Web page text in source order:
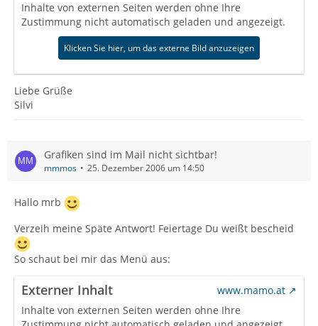
Inhalte von externen Seiten werden ohne Ihre
Zustimmung nicht automatisch geladen und angezeigt.
Klicken Sie hier, um das externe Bild anzuzeigen
Liebe Grüße
Silvi
Grafiken sind im Mail nicht sichtbar!
mmmos 25. Dezember 2006 um 14:50
Hallo mrb
Verzeih meine Späte Antwort! Feiertage Du weißt bescheid
So schaut bei mir das Menü aus:
Externer Inhalt
www.mamo.at
Inhalte von externen Seiten werden ohne Ihre